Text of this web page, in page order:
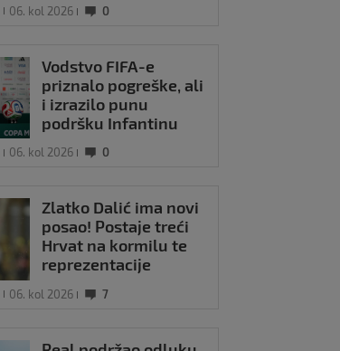
06. kol 2026 0
Vodstvo FIFA-e
priznalo pogreške, ali
i izrazilo punu
podršku Infantinu
06. kol 2026 0
Zlatko Dalić ima novi
posao! Postaje treći
Hrvat na kormilu te
reprezentacije
06. kol 2026 7